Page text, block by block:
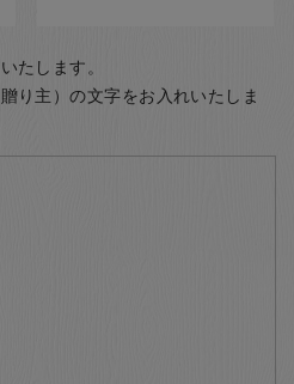
たします。
り主）の文字をお入れいたしま